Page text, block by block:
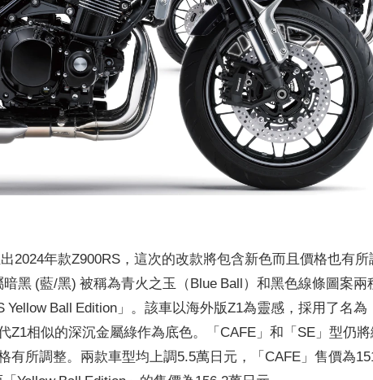
2024年款Z900RS，這次的改款將包含新色而且價格也有
暗黑 (藍/黑)被稱為青火之玉（Blue Ball）和黑色線條圖案
Yellow Ball Edition」。該車以海外版Z1為靈感，採用了名為
Z1相似的深沉金屬綠作為底色。「CAFE」和「SE」型仍
有所調整。兩款車型均上調5.5萬日元，「CAFE」售價為